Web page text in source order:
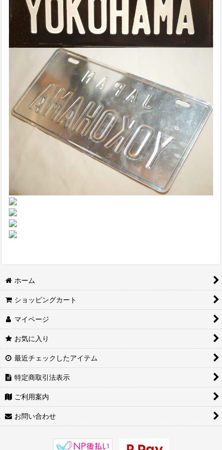
ホーム
ショッピングカート
マイページ
お気に入り
最近チェックしたアイテム
特定商取引法表示
ご利用案内
お問い合わせ